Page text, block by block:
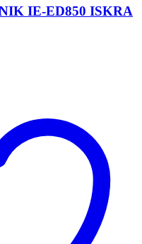
IE-ED850 ISKRA